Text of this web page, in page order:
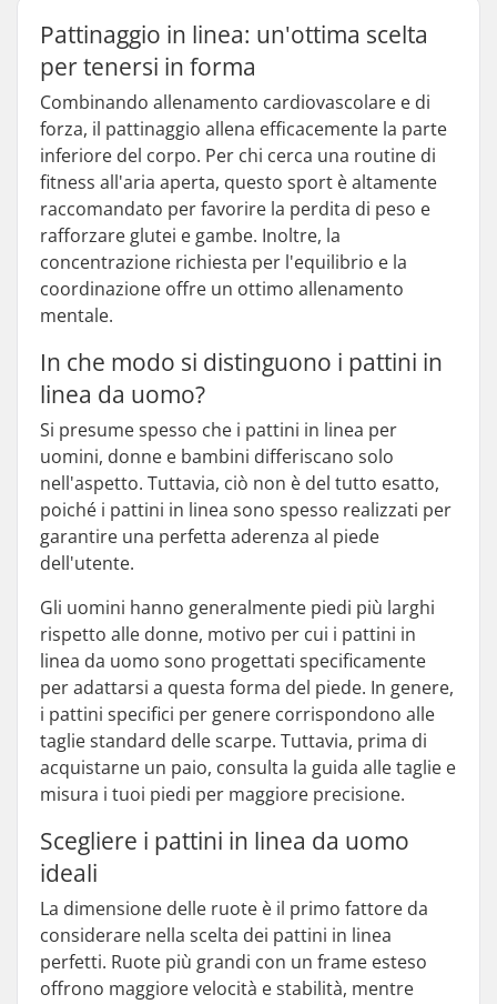
Pattinaggio in linea: un'ottima scelta
per tenersi in forma
Combinando allenamento cardiovascolare e di
forza, il pattinaggio allena efficacemente la parte
inferiore del corpo. Per chi cerca una routine di
fitness all'aria aperta, questo sport è altamente
raccomandato per favorire la perdita di peso e
rafforzare glutei e gambe. Inoltre, la
concentrazione richiesta per l'equilibrio e la
coordinazione offre un ottimo allenamento
mentale.
In che modo si distinguono i pattini in
linea da uomo?
Si presume spesso che i pattini in linea per
uomini, donne e bambini differiscano solo
nell'aspetto. Tuttavia, ciò non è del tutto esatto,
poiché i pattini in linea sono spesso realizzati per
garantire una perfetta aderenza al piede
dell'utente.
Gli uomini hanno generalmente piedi più larghi
rispetto alle donne, motivo per cui i pattini in
linea da uomo sono progettati specificamente
per adattarsi a questa forma del piede. In genere,
i pattini specifici per genere corrispondono alle
taglie standard delle scarpe. Tuttavia, prima di
acquistarne un paio, consulta la guida alle taglie e
misura i tuoi piedi per maggiore precisione.
Scegliere i pattini in linea da uomo
ideali
La dimensione delle ruote è il primo fattore da
considerare nella scelta dei pattini in linea
perfetti. Ruote più grandi con un frame esteso
offrono maggiore velocità e stabilità, mentre